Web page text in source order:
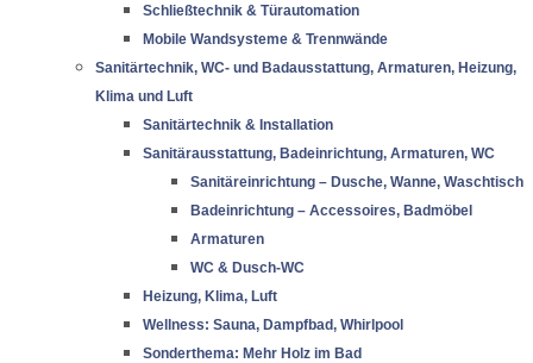
Schließtechnik & Türautomation
Mobile Wandsysteme & Trennwände
Sanitärtechnik, WC- und Badausstattung, Armaturen, Heizung,
Klima und Luft
Sanitärtechnik & Installation
Sanitärausstattung, Badeinrichtung, Armaturen, WC
Sanitäreinrichtung – Dusche, Wanne, Waschtisch
Badeinrichtung – Accessoires, Badmöbel
Armaturen
WC & Dusch-WC
Heizung, Klima, Luft
Wellness: Sauna, Dampfbad, Whirlpool
Sonderthema: Mehr Holz im Bad